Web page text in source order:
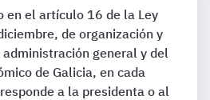
en el artículo 16 de la Ley
de organización y
general y del
de Galicia, en cada
a la presidenta o al